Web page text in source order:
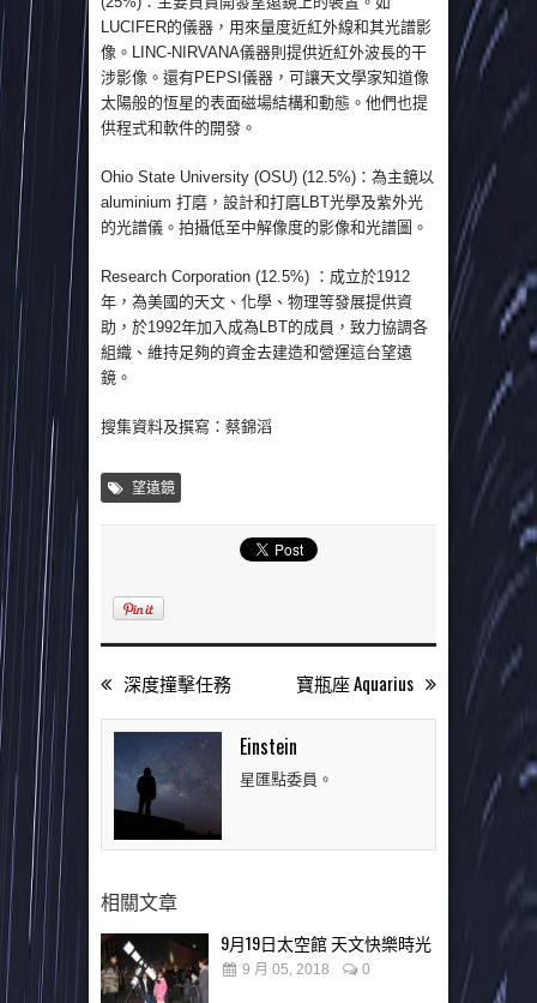
LUCIFER的儀器，用來量度近紅外線和其光譜影
像。LINC-NIRVANA儀器則提供近紅外波長的干
涉影像。還有PEPSI儀器，可讓天文學家知道像
太陽般的恆星的表面磁場結構和動態。他們也提
供程式和軟件的開發。
Ohio State University (OSU) (12.5%)：為主鏡以
aluminium 打磨，設計和打磨LBT光學及紫外光
的光譜儀。拍攝低至中解像度的影像和光譜圖。
Research Corporation (12.5%) ：成立於1912
年，為美國的天文、化學、物理等發展提供資
助，於1992年加入成為LBT的成員，致力協調各
組織、維持足夠的資金去建造和營運這台望遠
鏡。
搜集資料及撰寫：蔡錦滔
望遠鏡
深度撞擊任務 寶瓶座 Aquarius
Einstein
星匯點委員。
相關文章
9月19日太空館 天文快樂時光
9 月 05, 2018 0